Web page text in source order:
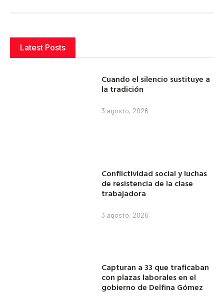
Latest Posts
Cuando el silencio sustituye a
la tradición
3 agosto, 2026
Conflictividad social y luchas
de resistencia de la clase
trabajadora
3 agosto, 2026
Capturan a 33 que traficaban
con plazas laborales en el
gobierno de Delfina Gómez